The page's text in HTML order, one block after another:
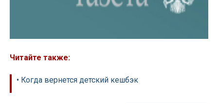
Читайте также:
• Когда вернется детский кешбэк